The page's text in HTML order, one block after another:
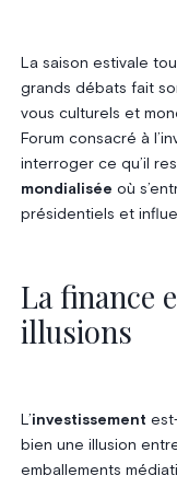
La saison estivale
grands débats fait
vous culturels et
Forum consacré à
interroger ce qu’il
mondialisée où
présidentiels et
La finance
illusions
L’investissement
bien une illusion
emballements